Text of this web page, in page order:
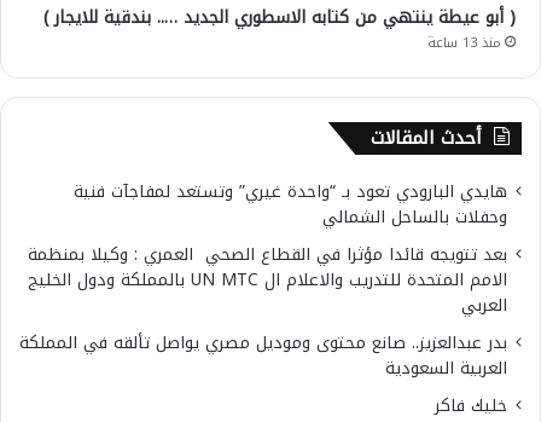
( أبو عيطة ينتهي من كتابه الاسطوري الجديد ….. بندقية للايجار )
منذ 13 ساعة
أحدث المقالات
هايدي البارودي تعود بـ “واحدة غيري” وتستعد لمفاجآت فنية
وحفلات بالساحل الشمالي
بعد تتويجه قائدا مؤثرا في القطاع الصحي العمري : وكيلا بمنظمة
الامم المتحدة للتدريب والاعلام ال UN MTC بالمملكة ودول الخليج
العربي
بدر عبدالعزيز.. صانع محتوى وموديل مصري يواصل تألقه في المملكة
العربية السعودية
خليك فاكر